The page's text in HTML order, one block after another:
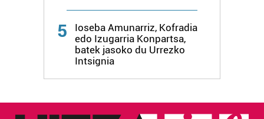
5
Ioseba Amunarriz, Kofradia
edo Izugarria Konpartsa,
batek jasoko du Urrezko
Intsignia